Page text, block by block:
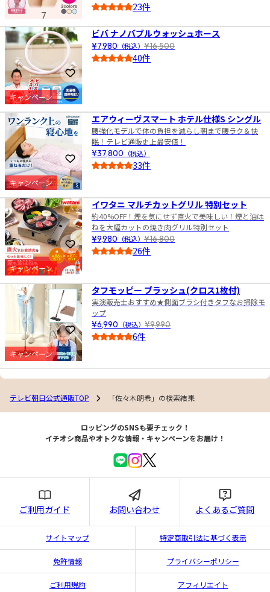
23件
お気に入りに登録
キャンペーン
7
ビバ ナノバブルウォッシュホース
¥7,980 （税込） ¥16,500
40件
お気に入りに登録
キャンペーン
8
エアウィーヴスマート ホテル仕様S シングル
腰強化モデルで体の負担を減らし朝まで腰ラク＆快
眠！テレビ通販史上最安値！
¥37,800 （税込）
33件
お気に入りに登録
キャンペーン
9
イワタニ マルチカットグリル 特別セット
約40%OFF！煙を気にせず直火で美味しい！煙と油は
ねを大幅カットの焼き肉グリル特別セット
¥9,980 （税込） ¥16,800
26件
お気に入りに登録
キャンペーン
10
タフモッピー ブラッシュ(クロス1枚付)
実演販売士おすすめ★側面ブラシ付きタフなお掃除モ
ップ
¥6,990 （税込） ¥9,990
6件
テレビ朝日公式通販TOP 「佐々木朗希」の検索結果
ロッピングのSNSも要チェック！
イチオシ商品やオトクな情報・キャンペーンをお届け！
ご利用ガイド お問い合わせ よくあるご質問
サイトマップ 特定商取引法に基づく表示
免許情報 プライバシーポリシー
ご利用規約 アフィリエイト